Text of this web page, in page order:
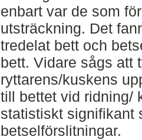
enbart var de som
utsträckning. Det
tredelat bett och
bett. Vidare sågs att
ryttarens/kuskens
till bettet vid ridning/
statistiskt signifikant
betselförslitningar.